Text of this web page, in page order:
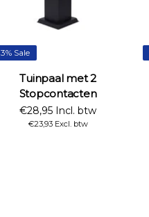
3% Sale
Tuinpaal met 2
Stopcontacten
€28,95 Incl. btw
€23,93 Excl. btw